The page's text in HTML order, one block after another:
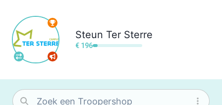
Steun Ter Sterre
€ 196